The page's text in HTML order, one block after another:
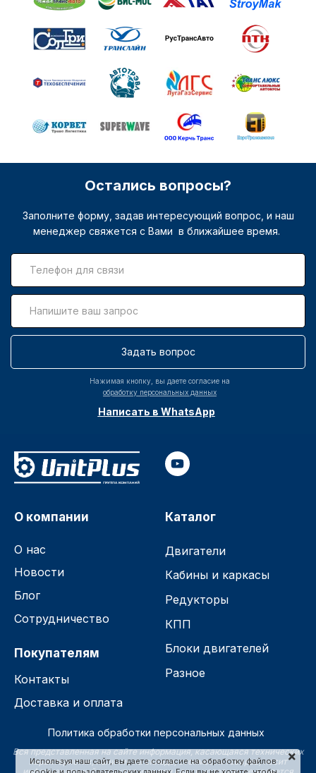
Остались вопросы?
Заполните форму, задав интересующий вопрос, и наш
менеджер свяжется с Вами в ближайшее время.
Задать вопрос
Нажимая кнопку, вы даете согласие на
обработку персональных данных
Написать в WhatsApp
О компании
О нас
Новости
Блог
Сотрудничество
Покупателям
Контакты
Доставка и оплата
Каталог
Двигатели
Кабины и каркасы
Редукторы
КПП
Блоки двигателей
Разное
Политика обработки персональных данных
Вся представленная на сайте информация, касающаяся технических
характеристик, наличия на складе, стоимости товаров, носит
Используя наш сайт, вы даете согласие на обработку файлов